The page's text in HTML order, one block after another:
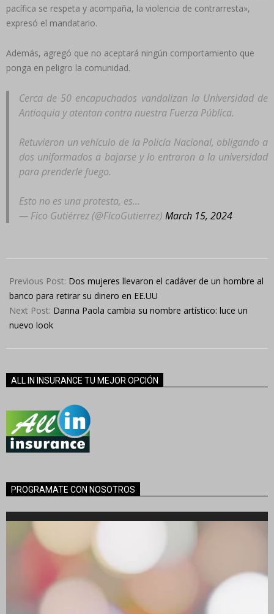
pacífica se respeta y acompaña, la violencia de contrarresta»,
expresó el mandatario.
Además, agregó que no aceptará ningún comportamiento que
ponga en peligro la comunidad.
Cerca de 50 encapuchados vandalizan la Universidad de
Antioquia y atentan contra nuestra Fuerza Pública.
Retuvieron un vehículo de la Policía Nacional, obligando a
dos uniformados a bajarse y lo entraron a la universidad
para prenderle fuego.
Esto no es una protesta, es…
— Fico Gutiérrez (@FicoGutierrez) March 15, 2024
03-
15
Previous Post: Dos mujeres llevaron el cadáver de un hombre al
banco para retirar su dinero en EE.UU
Next Post: Danna Paola cambia su nombre artístico: luce un
nuevo look
ALL IN INSURANCE TU MEJOR OPCIÓN
PROGRAMATE CON NOSOTROS
Reproductor